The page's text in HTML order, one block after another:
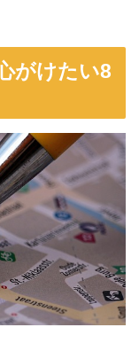
がけたい8